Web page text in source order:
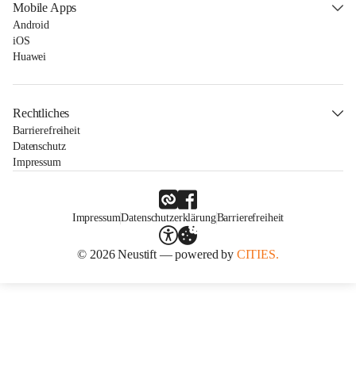
Mobile Apps
Android
iOS
Huawei
Rechtliches
Barrierefreiheit
Datenschutz
Impressum
ImpressumDatenschutzerklärungBarrierefreiheit
© 2026 Neustift — powered by CITIES.